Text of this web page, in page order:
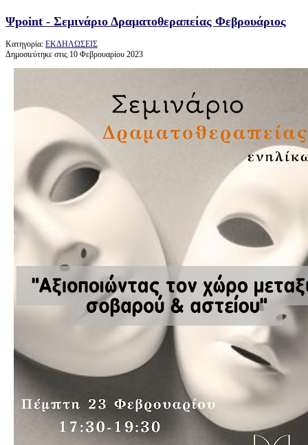
Ψpoint - Σεμινάριο Δραματοθεραπείας Φεβρουάριος
Κατηγορία: ΕΚΔΗΛΩΣΕΙΣ
Δημοσιεύτηκε στις 10 Φεβρουαρίου 2023